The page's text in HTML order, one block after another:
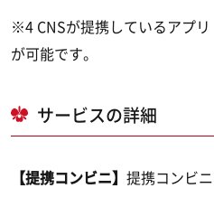
※4 CNSが提携しているアプ
が可能です。
​サービスの詳細
【提携コンビニ】 提携コンビ